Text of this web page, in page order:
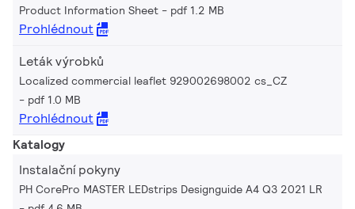
Product Information Sheet pdf 1.2 MB
Prohlédnout
Leták výrobků
Localized commercial leaflet 929002698002 cs_CZ
pdf 1.0 MB
Prohlédnout
Katalogy
Instalační pokyny
PH CorePro MASTER LEDstrips Designguide A4 Q3 2021 LR